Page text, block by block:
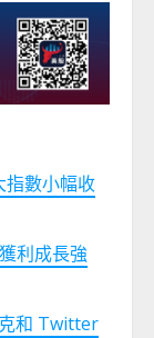
指數小幅收
利成長強
和 Twitter